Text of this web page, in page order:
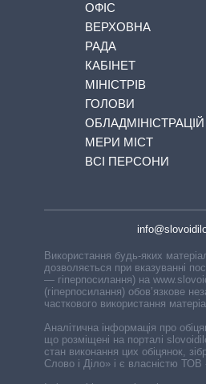
ОФІС
ВЕРХОВНА
РАДА
КАБІНЕТ
МІНІСТРІВ
ГОЛОВИ
ОБЛАДМІНІСТРАЦІЙ
МЕРИ МІСТ
ВСІ ПЕРСОНИ
Використання будь-яких
дозволяється при вказуванні
— гіперпосилання) на
(гіперпосилання) обов’язкове
часткового використання
Аналітична інформація про
що розміщені на порталі
стан виконання цих обіцянок,
Слово і Діло» і є власністю ТОВ